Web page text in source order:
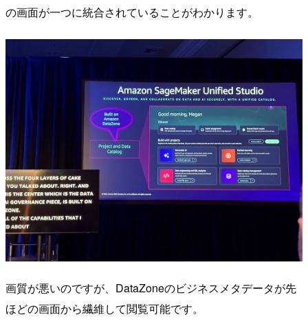
の画面が一つに統合されていることがわかります。
画質が悪いのですが、DataZoneのビジネスメタデータが先
ほどの画面から繊維して閲覧可能です。